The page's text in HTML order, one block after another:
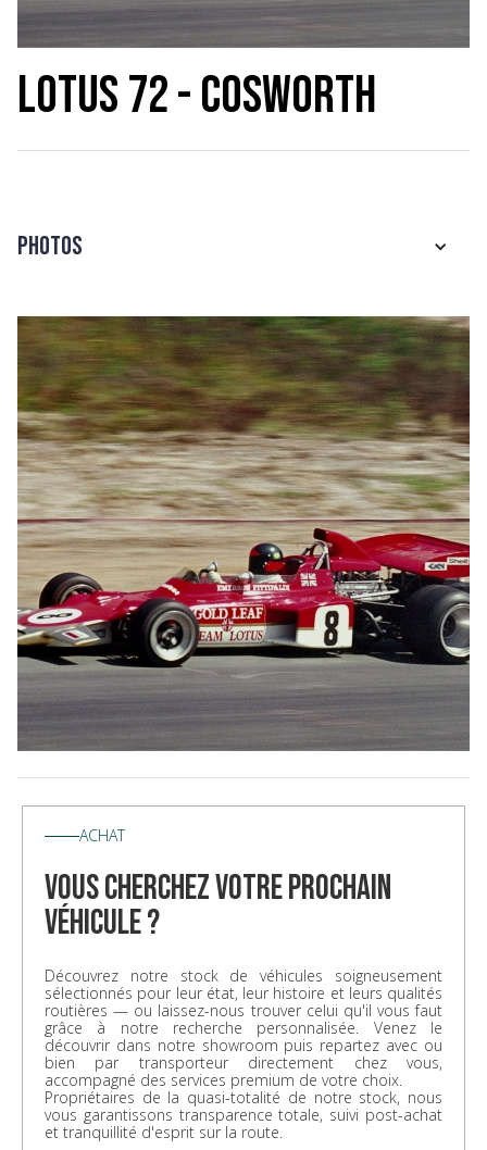
Lotus 72 - Cosworth
Photos
ACHAT
vous cherchez votre prochain
véhicule ?
Découvrez notre stock de véhicules soigneusement
sélectionnés pour leur état, leur histoire et leurs qualités
routières — ou laissez-nous trouver celui qu'il vous faut
grâce à notre recherche personnalisée. Venez le
découvrir dans notre showroom puis repartez avec ou
bien par transporteur directement chez vous,
accompagné des services premium de votre choix.
Propriétaires de la quasi-totalité de notre stock, nous
vous garantissons transparence totale, suivi post-achat
et tranquillité d'esprit sur la route.